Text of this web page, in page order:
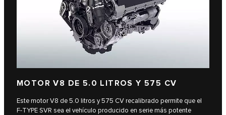
MOTOR V8 DE 5.0 LITROS Y 575 CV
Este motor V8 de 5.0 litros y 575 CV recalibrado permite que el
F‑TYPE SVR sea el vehículo producido en serie más potente